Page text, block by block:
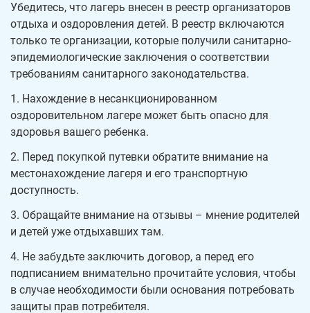
Убедитесь, что лагерь внесен в реестр организаторов
отдыха и оздоровления детей. В реестр включаются
только те организации, которые получили санитарно-
эпидемиологические заключения о соответствии
требованиям санитарного законодательства.
1. Нахождение в несанкционированном
оздоровительном лагере может быть опасно для
здоровья вашего ребенка.
2. Перед покупкой путевки обратите внимание на
местонахождение лагеря и его транспортную
доступность.
3. Обращайте внимание на отзывы – мнение родителей
и детей уже отдыхавших там.
4. Не забудьте заключить договор, а перед его
подписанием внимательно прочитайте условия, чтобы
в случае необходимости были основания потребовать
защиты прав потребителя.